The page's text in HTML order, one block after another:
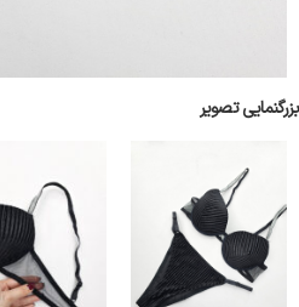
بزرگنمایی تصویر